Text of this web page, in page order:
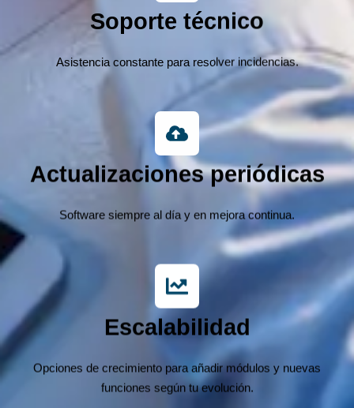
Soporte técnico
Asistencia constante para resolver incidencias.
Actualizaciones periódicas
Software siempre al día y en mejora continua.
Escalabilidad
Opciones de crecimiento para añadir módulos y nuevas
funciones según tu evolución.